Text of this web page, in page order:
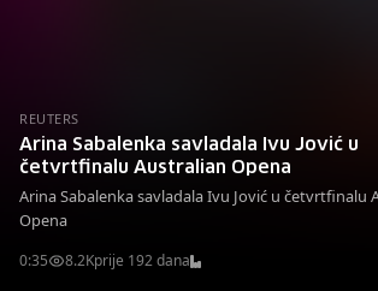
REUTERS
Arina Sabalenka savladala Ivu Jović u
četvrtfinalu Australian Opena
Arina Sabalenka savladala Ivu Jović u četvrtfinalu
Opena
0:35 8.2Kprije 192 dana